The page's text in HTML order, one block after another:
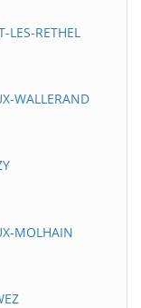
RETHEL
WALLERAND
MOLHAIN